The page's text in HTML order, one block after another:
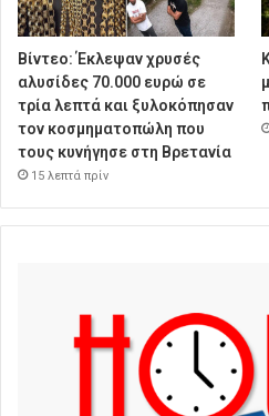
Βίντεο: Έκλεψαν χρυσές
αλυσίδες 70.000 ευρώ σε
τρία λεπτά και ξυλοκόπησαν
τον κοσμηματοπώλη που
τους κυνήγησε στη Βρετανία
15 λεπτά πρίν